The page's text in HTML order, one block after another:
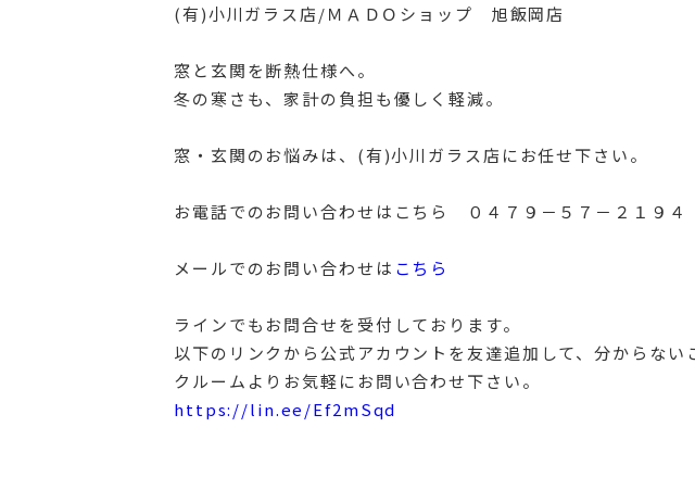
(有)小川ガラス店/ＭＡＤＯショップ 旭飯岡店
窓と玄関を断熱仕様へ。
冬の寒さも、家計の負担も優しく軽減。
窓・玄関のお悩みは、(有)小川ガラス店にお任せ下さい。
お電話でのお問い合わせはこちら ０４７９－５７－２１９４
メールでのお問い合わせは こちら
ラインでもお問合せを受付しております。
以下のリンクから公式アカウントを友達追加して、分からない
クルームよりお気軽にお問い合わせ下さい。
https://lin.ee/Ef2mSqd